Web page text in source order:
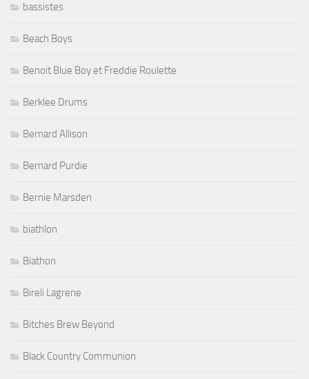
bassistes
Beach Boys
Benoit Blue Boy et Freddie Roulette
Berklee Drums
Bernard Allison
Bernard Purdie
Bernie Marsden
biathlon
Biathon
Bireli Lagrene
Bitches Brew Beyond
Black Country Communion